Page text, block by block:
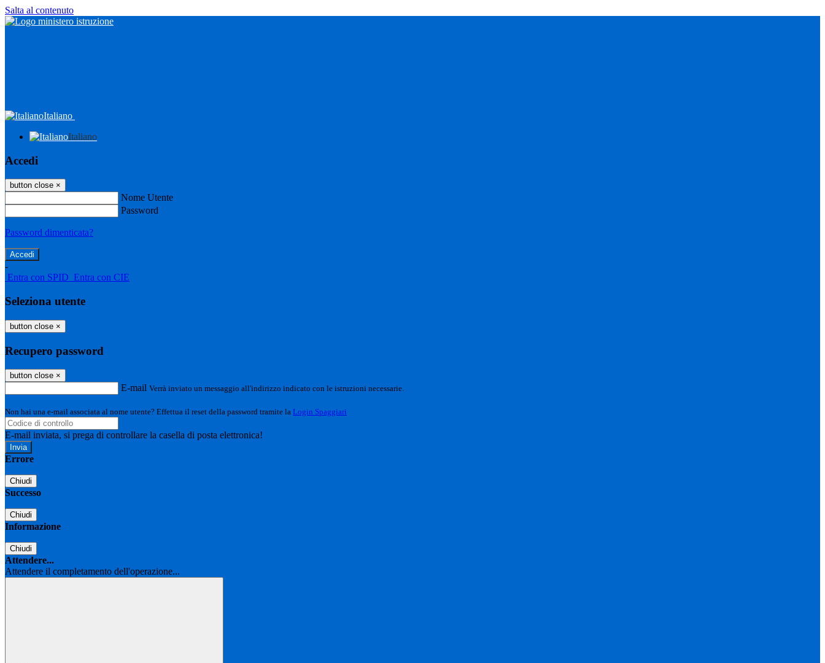
Salta al contenuto
Italiano
Italiano
Accedi
button close ×
Nome Utente
Password
Password dimenticata?
-
Entra con SPID Entra con CIE
Seleziona utente
button close ×
Recupero password
button close ×
E-mail Verrà inviato un messaggio all'indirizzo indicato con le istruzioni necessarie.
Non hai una e-mail associata al nome utente? Effettua il reset della password tramite la Login Spaggiari
E-mail inviata, si prega di controllare la casella di posta elettronica!
Errore
Chiudi
Successo
Chiudi
Informazione
Chiudi
Attendere...
Attendere il completamento dell'operazione...